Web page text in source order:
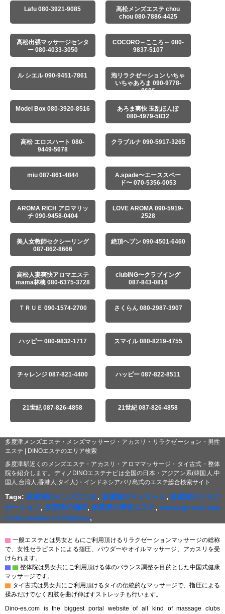
Lafu 080-3921-9085
高松メンズエステ chou
chou 080-7886-4425
高松出張マッサージセンタ
ー 080-4033-3050
COCORO～こころ～ 080-
9837-5107
ル シエル 090-9451-7861
泡リラクゼーション いちゃ
いちゃあろま 090-9778-
8686
Model Box 080-3920-8516
あろま爽快 玉乱ほんぽ
080-4979-5832
高松 エロスハート 080-
9449-5678
クラブルナ 090-5917-3265
miu 087-861-4844
A.spade〜エーススペー
ド〜 070-5356-0053
AROMA RICH アロマリッ
チ 090-9458-0404
LOVE AROMA 090-5919-
2528
美人女教師セクシーリング
087-862-8666
絶頂ヘブン 090-4501-6460
高松人妻爽快アロマエステ
mama林檎 080-6375-3728
clubING〜クラブイング
087-843-0816
ＴＲＵＥ 090-1574-2700 さくらん 080-2987-3907
ハッピー 080-9832-1717 スマイル 080-8219-4755
チャレンジ 087-821-4400 ハッピー 087-822-8511
21世紀 087-826-4858 21世紀 087-826-4858
多度津メンズエステ・メンズマッサージ・アカスリ・リラクゼーション・男性
エステ | DINOエステのエリア検索
多度津駅近くのメンズエステ・アカスリ・アロママッサージ・タイ古式・整体
院を紹介します。ディノDINOエステナビは全国の日本・アジアン系(韓国人,中
国人,台湾人,香港人,タイ人)・インドネシアバリ島式のエステ総合検索サイト
Tags: 多度津のメンズエステ, 多度津のマッサージ, 多度津のリラク
ゼーション, 多度津の指圧, 多度津の男性エステ, massage and spa
in the station of Tadotsu,
▇ 一般エステとは男女ともにご利用頂けるリラクゼーションマッサージの総称
で、女性セラピストによる指圧、パウダーやオイルマッサージ、アカスリを受
けられます。
▇ ▇ 整体院は男女共にご利用頂ける体のバランス調整を目的とした中国式健康
マッサージです。
▇ タイ古式は男女共にご利用頂けるタイの伝統的なマッサージで、指圧による
揉みだけでなく四肢を曲げ伸ばすストレッチも行います。
Dino-es.com is the biggest portal website of all kind of massage clubs